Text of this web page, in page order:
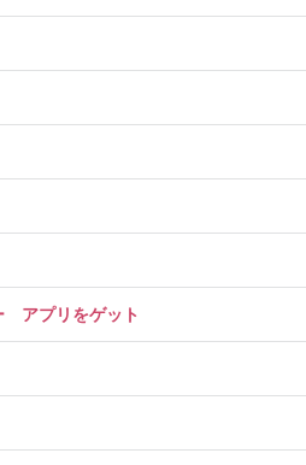
アプリをゲット